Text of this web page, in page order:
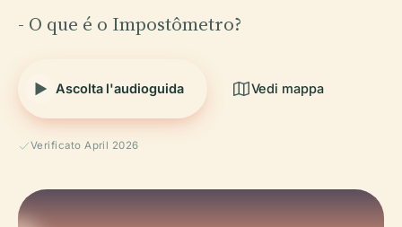
- O que é o Impostômetro?
Ascolta l'audioguida Vedi mappa
Verificato April 2026